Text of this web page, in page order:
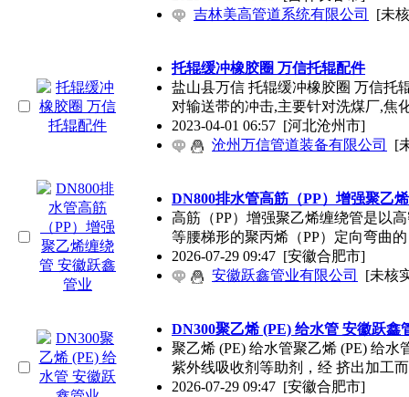
吉林美高管道系统有限公司
[未
托辊缓冲橡胶圈 万信托辊配件
盐山县万信 托辊缓冲橡胶圈 万信托
对输送带的冲击,主要针对洗煤厂,焦
2023-04-01 06:57 [河北沧州市]
沧州万信管道装备有限公司
[
DN800排水管高筋（PP）增强聚乙
高筋（PP）增强聚乙烯缠绕管是以
等腰梯形的聚丙烯（PP）定向弯曲的
2026-07-29 09:47 [安徽合肥市]
安徽跃鑫管业有限公司
[未核
DN300聚乙烯 (PE) 给水管 安徽跃鑫
聚乙烯 (PE) 给水管聚乙烯 (PE) 给
紫外线吸收剂等助剂，经 挤出加工
2026-07-29 09:47 [安徽合肥市]